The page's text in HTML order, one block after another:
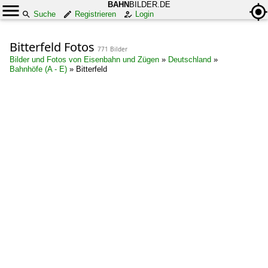
BAHN BILDER.DE
Suche
Registrieren Login
Bitterfeld Fotos 771 Bilder
Bilder und Fotos von Eisenbahn und Zügen » Deutschland »
Bahnhöfe (A - E) » Bitterfeld